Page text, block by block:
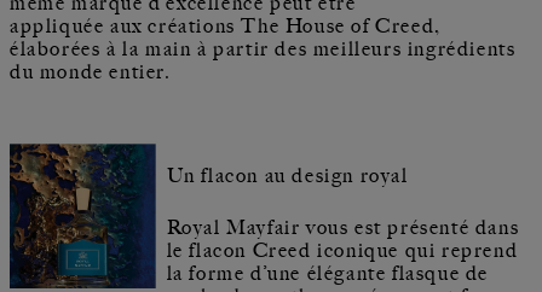
appliquée aux créations The House of Creed,
élaborées à la main à partir des meilleurs ingrédients
du monde entier.
Un flacon au design royal
Royal Mayfair vous est présenté dans
le flacon Creed iconique qui reprend
la forme d’une élégante flasque de